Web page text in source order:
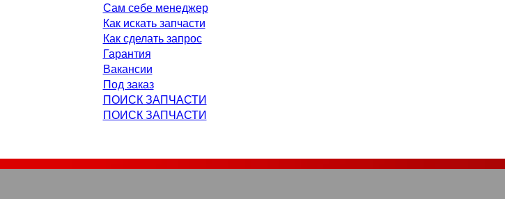
Сам себе менеджер
Как искать запчасти
Как сделать запрос
Гарантия
Вакансии
Под заказ
ПОИСК ЗАПЧАСТИ
ПОИСК ЗАПЧАСТИ